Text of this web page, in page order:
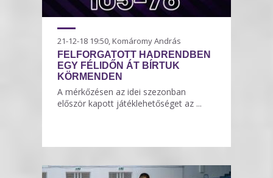
21-12-18 19:50, Komáromy András
FELFORGATOTT HADRENDBEN
EGY FÉLIDŐN ÁT BÍRTUK
KÖRMENDEN
A mérkőzésen az idei szezonban
először kapott játéklehetőséget az ...